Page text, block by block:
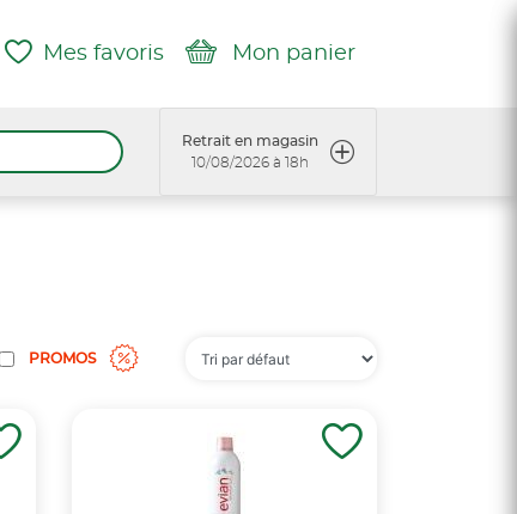
Mes favoris Mon panier
Retrait en magasin
10/08/2026 à 18h
PROMOS